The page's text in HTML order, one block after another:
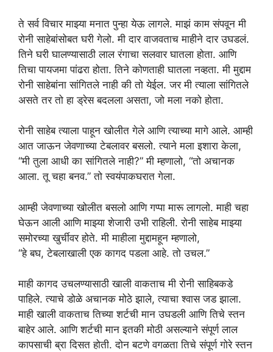
ते सर्व विचार माझ्या मनात पुन्हा येऊ लागले. माझं काम संपवून मी
रोनी साहेबांसोबत घरी गेलो. मी दार वाजवताच माहीने दार उघडलं.
तिने घरी घालण्यासाठी लाल रंगाचा सलवार घातला होता. आणि
तिचा पायजमा पांढरा होता. तिने कोणताही घातला नव्हता. मी मुद्दाम
रोनी साहेबांना सांगितले नाही की तो येईल. जर मी त्याला सांगितले
असते तर तो हा ड्रेस बदलला असता, जो मला नको होता.
रोनी साहेब त्याला पाहून खोलीत गेले आणि त्याच्या मागे आले. आम्ही
आत जाऊन जेवणाच्या टेबलावर बसलो. त्याने मला इशारा केला,
“मी तुला आधी का सांगितले नाही?” मी म्हणालो, “तो अचानक
आला. तू चहा बनव.” तो स्वयंपाकघरात गेला.
आम्ही जेवणाच्या खोलीत बसलो आणि गप्पा मारू लागलो. माही चहा
घेऊन आली आणि माझ्या शेजारी उभी राहिली. रोनी साहेब माझ्या
समोरच्या खुर्चीवर होते. मी माहीला मुद्दामहून म्हणालो,
“हे बघ, टेबलाखाली एक कागद पडला आहे. तो उचल.”
माही कागद उचलण्यासाठी खाली वाकताच मी रोनी साहिबकडे
पाहिले. त्याचे डोळे अचानक मोठे झाले, त्याचा श्वास जड झाला.
माही खाली वाकताच तिच्या शर्टची मान उघडली आणि तिचे स्तन
बाहेर आले. आणि शर्टची मान इतकी मोठी असल्याने संपूर्ण लाल
कापसाची ब्रा दिसत होती. दोन बटणे वगळता तिचे संपूर्ण गोरे स्तन